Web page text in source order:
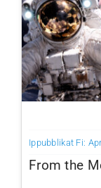
Ippubblikat Fi:
From the